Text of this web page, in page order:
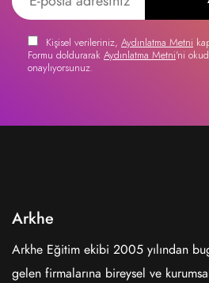
Kişisel verileriniz, Aydınlatma Metni
Formu doldurarak Aydınlatma Metni'ni
onaylıyorsunuz.
Arkhe
Arkhe Eğitim ekibi 2005 yılından
gelen firmalarına bireysel ve